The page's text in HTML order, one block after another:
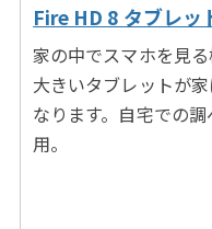
Fire HD 8 タブレッ
家の中でスマホを見
大きいタブレットが
なります。自宅での
用。